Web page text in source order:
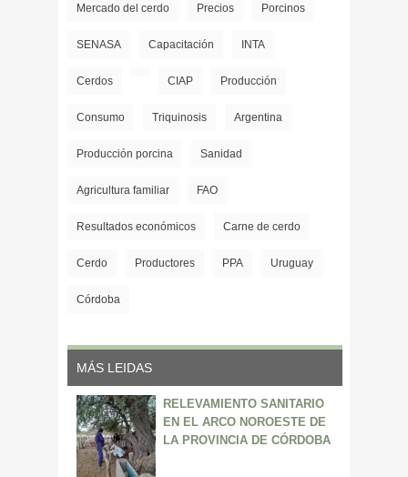
Mercado del cerdo Precios Porcinos
SENASA Capacitación INTA
Cerdos CIAP Producción
Consumo Triquinosis Argentina
Producción porcina Sanidad
Agricultura familiar FAO
Resultados económicos Carne de cerdo
Cerdo Productores PPA Uruguay
Córdoba
MÁS LEIDAS
RELEVAMIENTO SANITARIO
EN EL ARCO NOROESTE DE
LA PROVINCIA DE CÓRDOBA